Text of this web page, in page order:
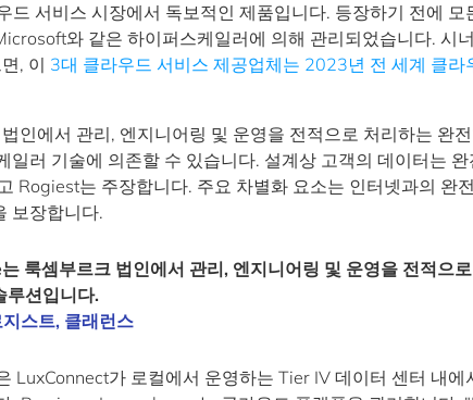
드 서비스 시장에서 독보적인 제품입니다. 등장하기 전에
와 같은 하이퍼스케일러에 의해 관리되었습니다. 시
, 이 3대 클라우드 서비스 제공업체는 2023년 전 세계 클
인에서 관리, 엔지니어링 및 운영을 전적으로 처리하는 완
일러 기술에 의존할 수 있습니다. 설계상 고객의 데이터는
Rogiest는 주장합니다. 주요 차별화 요소는 인터넷과의 완
보장합니다.
룩셈부르크 법인에서 관리, 엔지니어링 및 운영을 전적으
루션입니다.
스트, 클래런스
LuxConnect가 로컬에서 운영하는 Tier IV 데이터 센터 내에